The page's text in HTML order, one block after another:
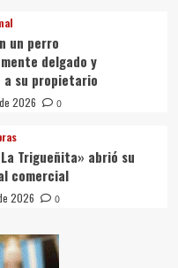
un perro
delgado y
a su propietario
2026 0
Trigueñita» abrió su
comercial
2026 0